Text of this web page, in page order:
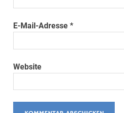
E-Mail-Adresse*
Website